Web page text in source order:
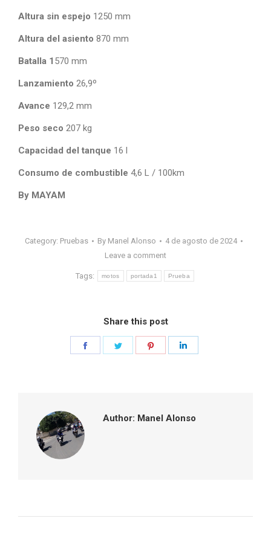
Altura sin espejo 1250 mm
Altura del asiento 870 mm
Batalla 1 570 mm
Lanzamiento 26,9º
Avance 129,2 mm
Peso seco 207 kg
Capacidad del tanque 16 l
Consumo de combustible 4,6 L / 100km
By MAYAM
Category: Pruebas By Manel Alonso
4 de agosto de 2024
Leave a comment
Tags: motos portada1 Prueba
Share this post
Author: Manel Alonso